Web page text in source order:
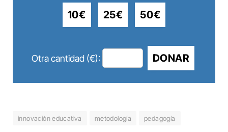
10€ 25€ 50€
Otra cantidad (€): DONAR
innovación educativa metodología pedagogía